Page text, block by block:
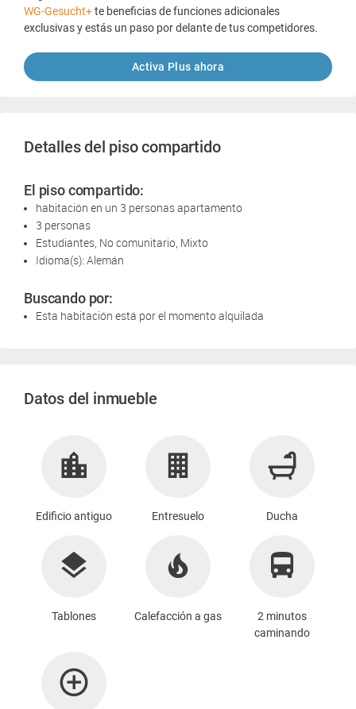
WG-Gesucht+te beneficias de funciones adicionales
exclusivas y estás un paso por delante de tus competidores.
Activa Plus ahora
Detalles del piso compartido
El piso compartido:
habitación en un 3 personas apartamento
3 personas
Estudiantes, No comunitario, Mixto
Idioma(s): Alemán
Buscando por:
Esta habitación está por el momento alquilada
Datos del inmueble
Edificio antiguo Entresuelo Ducha
Tablones Calefacción a gas
2 minutos
caminando